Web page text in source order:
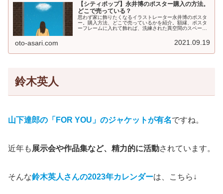
【シティポップ】永井博のポスター購入の方法。
どこで売っている？
思わず家に飾りたくなるイラストレーター永井博のポスタ
ー。購入方法、どこで売っているかを紹介。額縁、ポスタ
ーフレームに入れて飾れば、洗練された異空間のスペース
oto-asari.com 2021.09.19
鈴木英人
山下達郎の「FOR YOU」のジャケットが有名ですね。
近年も 展示会や作品集など、精力的に活動されています。
そんな鈴木英人さんの2023年カレンダーは、こちら↓